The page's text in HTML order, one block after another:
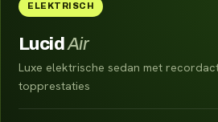
ELEKTRISCH
Lucid Air
Luxe elektrische sedan met
topprestaties